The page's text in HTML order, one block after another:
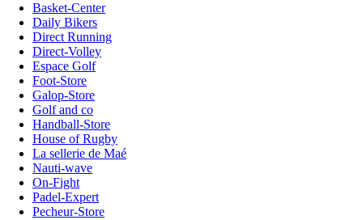
Basket-Center
Daily Bikers
Direct Running
Direct-Volley
Espace Golf
Foot-Store
Galop-Store
Golf and co
Handball-Store
House of Rugby
La sellerie de Maé
Nauti-wave
On-Fight
Padel-Expert
Pecheur-Store